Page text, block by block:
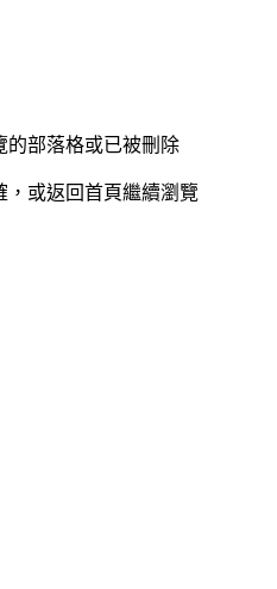
的部落格或已被刪除
，或返回首頁繼續瀏覽